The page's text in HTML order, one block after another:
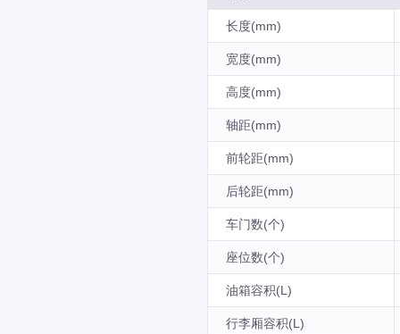
长度(mm)
宽度(mm)
高度(mm)
轴距(mm)
前轮距(mm)
后轮距(mm)
车门数(个)
座位数(个)
油箱容积(L)
行李厢容积(L)